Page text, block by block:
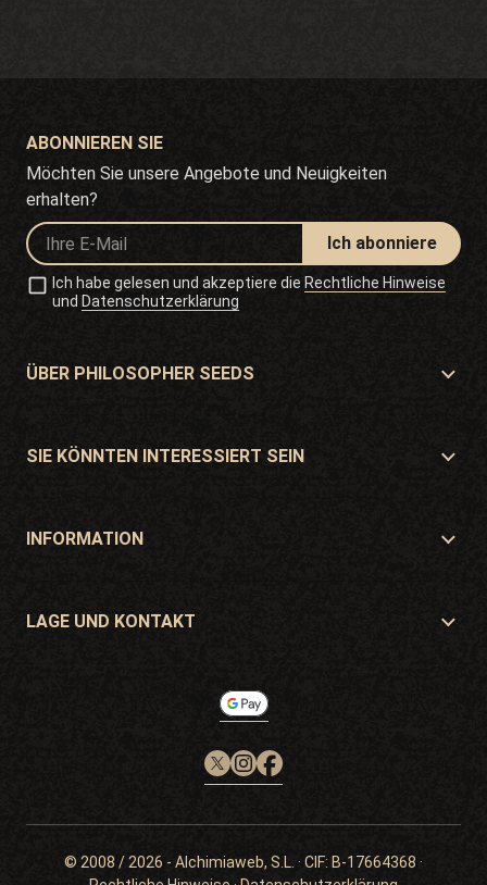
ABONNIEREN SIE
Möchten Sie unsere Angebote und Neuigkeiten
erhalten?
Ich abonniere
Ich habe gelesen und akzeptiere die Rechtliche Hinweise
und Datenschutzerklärung
ÜBER PHILOSOPHER SEEDS
Lage und Kontakt
SIE KÖNNTEN INTERESSIERT SEIN
Angebote
INFORMATION
Garantien und Rücksendungen
LAGE UND KONTAKT
Pol. Industrial Pont del Príncep
Email: info@philosopherseeds.com
Kontaktzeiten: 9-14 Uhr
© 2008 / 2026 - Alchimiaweb, S.L. · CIF: B-17664368 ·